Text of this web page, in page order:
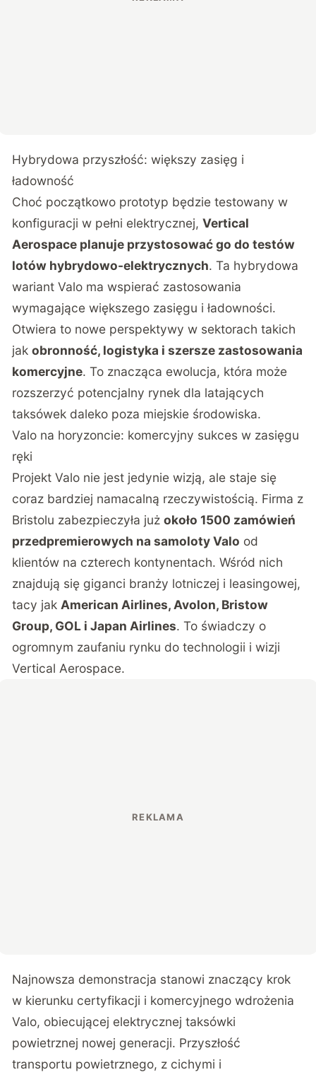
Hybrydowa przyszłość: większy zasięg i
ładowność
Choć początkowo prototyp będzie testowany w
konfiguracji w pełni elektrycznej,Vertical
Aerospace planuje przystosować go do testów
lotów hybrydowo-elektrycznych. Ta hybrydowa
wariant Valo ma wspierać zastosowania
wymagające większego zasięgu i ładowności.
Otwiera to nowe perspektywy w sektorach takich
jakobronność, logistyka i szersze zastosowania
komercyjne. To znacząca ewolucja, która może
rozszerzyć potencjalny rynek dla latających
taksówek daleko poza miejskie środowiska.
Valo na horyzoncie: komercyjny sukces w zasięgu
ręki
Projekt Valo nie jest jedynie wizją, ale staje się
coraz bardziej namacalną rzeczywistością. Firma z
Bristolu zabezpieczyła jużokoło 1500 zamówień
przedpremierowych na samoloty Valo od
klientów na czterech kontynentach. Wśród nich
znajdują się giganci branży lotniczej i leasingowej,
tacy jak American Airlines, Avolon, Bristow
Group, GOL i Japan Airlines. To świadczy o
ogromnym zaufaniu rynku do technologii i wizji
Vertical Aerospace.
Najnowsza demonstracja stanowi znaczący krok
w kierunku certyfikacji i komercyjnego wdrożenia
Valo, obiecującej elektrycznej taksówki
powietrznej nowej generacji. Przyszłość
transportu powietrznego, z cichymi i